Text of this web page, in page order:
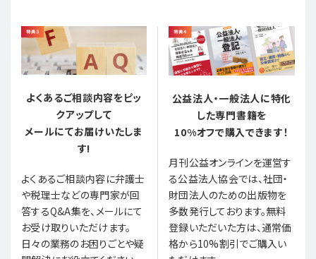
よくあるご相談内容をピッ
クアップして
メールにてお届けいたしま
す!
よくあるご相談内容に弁護士
や税理士などの専門家が回
答するQ&A集を、メールにて
お受け取りいただけます。
日々の業務のお困りごとや疑
公益法人・一般法人に特化
した専門書籍を
10%オフで購入できます！
月刊公益オンラインを運営す
る公益法人協会では、社団・
財団法人のための出版物を
多数発行しております。無料
登録いただいた方は、通常価
格から10%割引でご購入い